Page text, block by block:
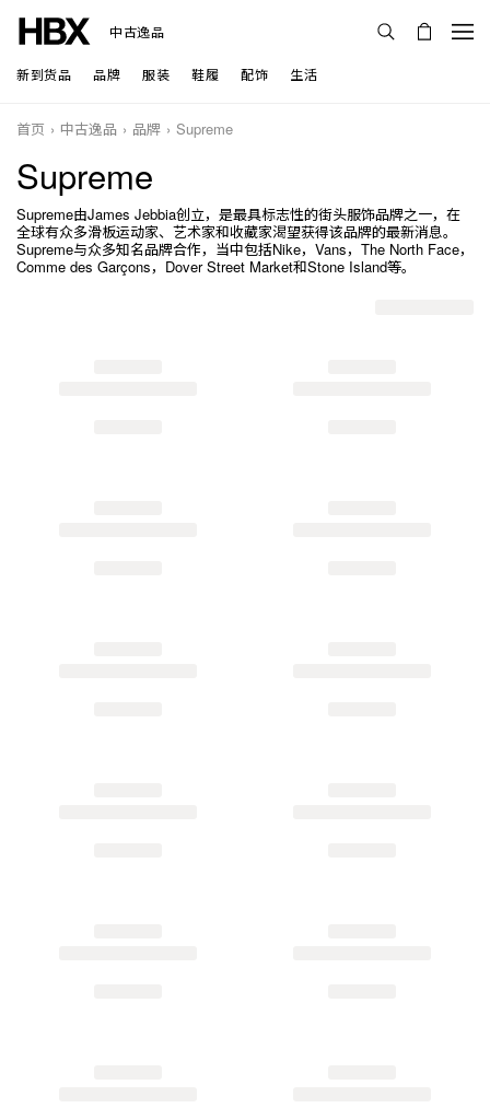
中古逸品
新到货品 品牌 服装 鞋履 配饰 生活
首页 中古逸品 品牌 Supreme
Supreme
Supreme由James Jebbia创立，是最具标志性的街头服饰品牌之一，在
全球有众多滑板运动家、艺术家和收藏家渴望获得该品牌的最新消息。
Supreme与众多知名品牌合作，当中包括Nike，Vans，The North Face，
Comme des Garçons，Dover Street Market和Stone Island等。